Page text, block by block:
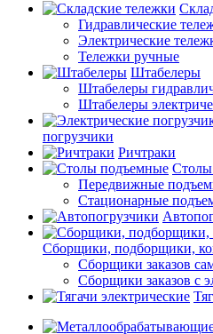
Гидравлические
Электрические
Тележки ручные
Штабелеры
Штабелеры
Штабелеры
погрузчики
Ричтраки
Передвижные
Стационарные
Сборщики, подборщики,
Сборщики заказов
Сборщики заказов с